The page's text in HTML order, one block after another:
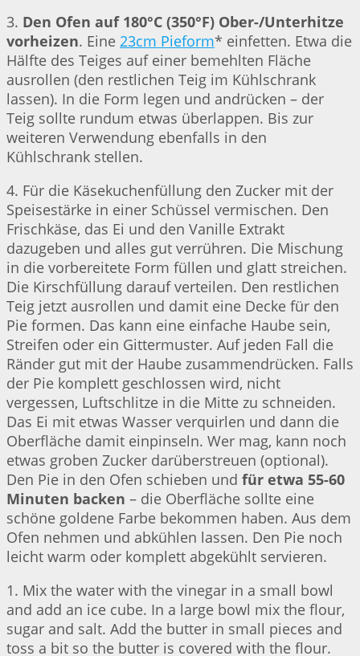
3. Den Ofen auf 180°C (350°F) Ober-/Unterhitze
vorheizen. Eine 23cm Pieform* einfetten. Etwa die
Hälfte des Teiges auf einer bemehlten Fläche
ausrollen (den restlichen Teig im Kühlschrank
lassen). In die Form legen und andrücken – der
Teig sollte rundum etwas überlappen. Bis zur
weiteren Verwendung ebenfalls in den
Kühlschrank stellen.
4. Für die Käsekuchenfüllung den Zucker mit der
Speisestärke in einer Schüssel vermischen. Den
Frischkäse, das Ei und den Vanille Extrakt
dazugeben und alles gut verrühren. Die Mischung
in die vorbereitete Form füllen und glatt streichen.
Die Kirschfüllung darauf verteilen. Den restlichen
Teig jetzt ausrollen und damit eine Decke für den
Pie formen. Das kann eine einfache Haube sein,
Streifen oder ein Gittermuster. Auf jeden Fall die
Ränder gut mit der Haube zusammendrücken. Falls
der Pie komplett geschlossen wird, nicht
vergessen, Luftschlitze in die Mitte zu schneiden.
Das Ei mit etwas Wasser verquirlen und dann die
Oberfläche damit einpinseln. Wer mag, kann noch
etwas groben Zucker darüberstreuen (optional).
Den Pie in den Ofen schieben und für etwa 55-60
Minuten backen – die Oberfläche sollte eine
schöne goldene Farbe bekommen haben. Aus dem
Ofen nehmen und abkühlen lassen. Den Pie noch
leicht warm oder komplett abgekühlt servieren.
1. Mix the water with the vinegar in a small bowl
and add an ice cube. In a large bowl mix the flour,
sugar and salt. Add the butter in small pieces and
toss a bit so the butter is covered with the flour.